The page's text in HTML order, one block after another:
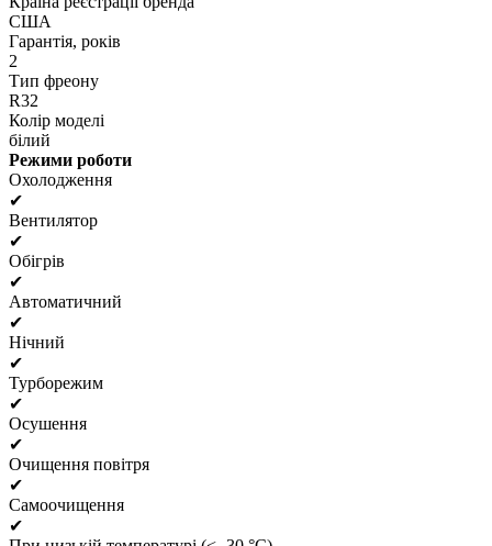
США
Гарантія, років
2
Тип фреону
R32
Колір моделі
білий
Режими роботи
Охолодження
✔
Вентилятор
✔
Обігрів
✔
Автоматичний
✔
Нічний
✔
Турборежим
✔
Осушення
✔
Очищення повітря
✔
Самоочищення
✔